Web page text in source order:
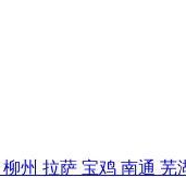
柳州 拉萨 宝鸡 南通 芜